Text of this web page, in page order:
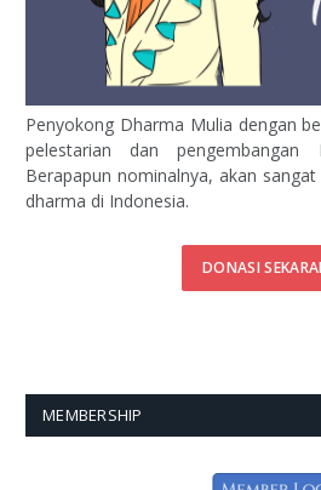
Penyokong Dharma Mulia dengan
pelestarian dan pengembangan
Berapapun nominalnya, akan
dharma di Indonesia.
DONASI
MEMBERSHIP